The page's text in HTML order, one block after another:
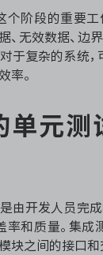
个阶段的重要工
、无效数据、边
于复杂的系统
率。
单元测
由开发人员完
率和质量。集成
块之间的接口和